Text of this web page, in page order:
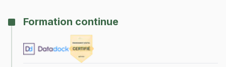
Formation continue